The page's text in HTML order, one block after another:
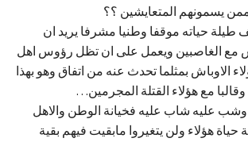
ممن يسمونهم المتعايشين ؟؟
حياته موقفا وطنيا مشرفا يريد ان
مع الغاصبين ويعمل على ان تظل رؤوس اهل
الاوباش بمثلما تحدث عنه من اتفاق وهو بهذا
وقالبا مع هؤلاء القتلة المجرمين…
عليه شاب عليه فخيانة الوطن والاهل
حياة هؤلاء ولن يتغيروا مابقيت فيهم بقية